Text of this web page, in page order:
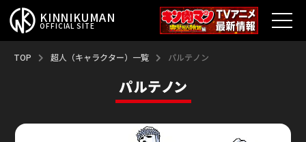
KINNIKUMAN
OFFICIAL SITE
TOP
最新情報
TOP 超人（キャラクター）一覧 パルテノン
パルテノン